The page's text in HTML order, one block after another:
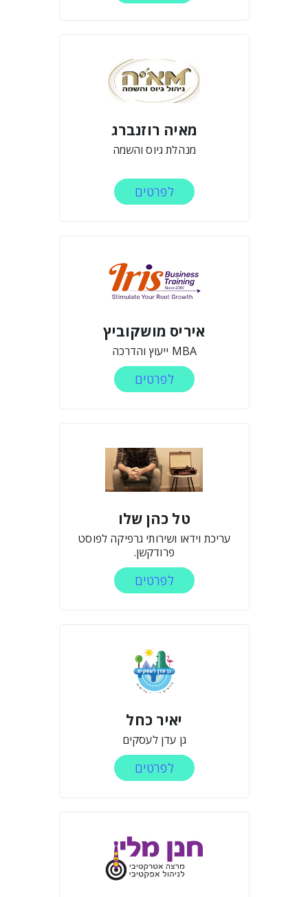
מאיה רוזנברג
מנהלת גיוס והשמה
לפרטים
איריס מושקוביץ
MBA ייעוץ והדרכה
לפרטים
טל כהן שלו
עריכת וידאו ושירותי גרפיקה לפוסט
פרודקשן.
לפרטים
יאיר כחל
גן עדן לעסקים
לפרטים